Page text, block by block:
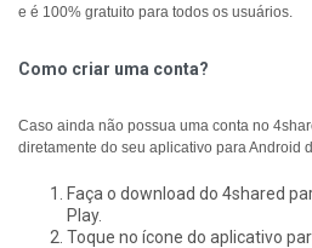
e é 100% gratuito para todos os usuários.
Como criar uma conta?
Caso ainda não possua uma conta no
diretamente do seu aplicativo para Android
Faça o download do 4shared
Play.
Toque no ícone do aplicativo